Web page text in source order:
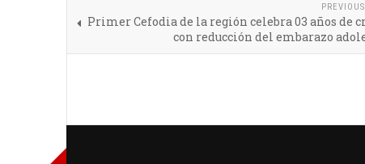
Primer Cefodia de la región celebra 03 años de
con reducción del embarazo